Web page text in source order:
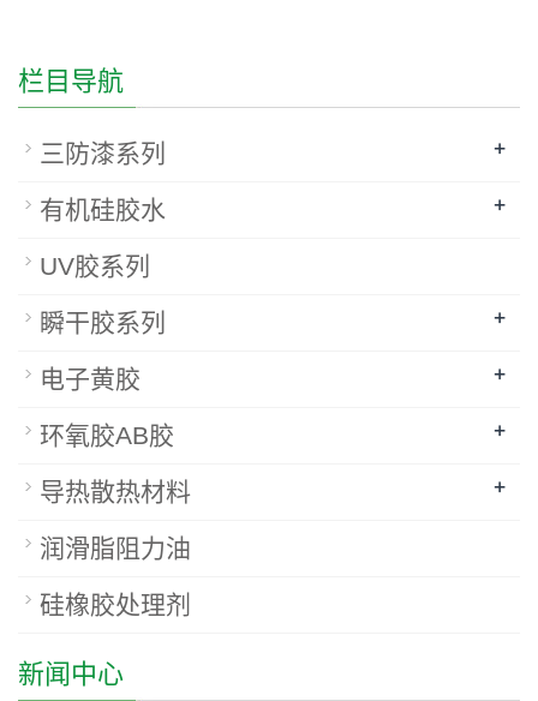
栏目导航
三防漆系列 +
有机硅胶水 +
UV胶系列
瞬干胶系列 +
电子黄胶 +
环氧胶AB胶 +
导热散热材料 +
润滑脂阻力油
硅橡胶处理剂
新闻中心